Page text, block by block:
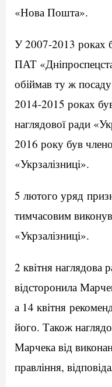
«Нова Пошта».
У 2007-2013 роках
ПАТ
обіймав ту ж
2014-2015 роках
наглядової ради
2016 року був
«Укрзалізниці».
5 лютого уряд
тимчасовим
«Укрзалізниці».
2 квітня наглядова
відсторонила
а 14 квітня
його. Також
Марчека від
правління,